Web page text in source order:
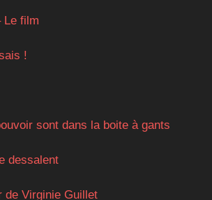
Le film
!
sont dans la boite à gants
dessalent
de Virginie Guillet